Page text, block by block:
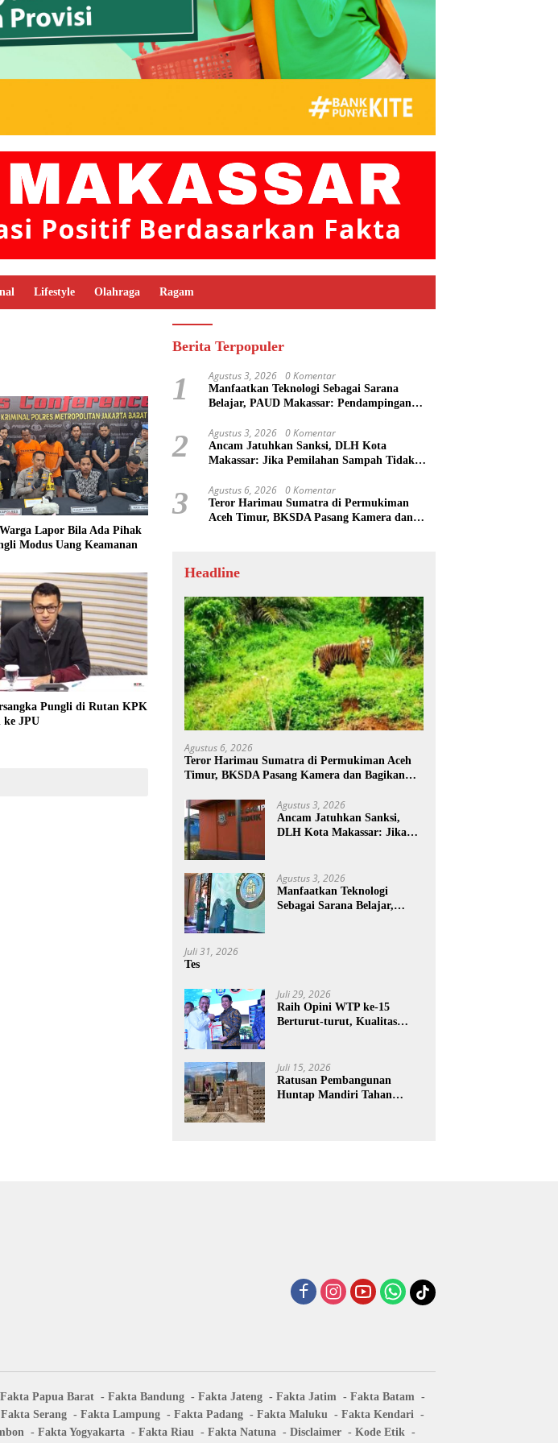
Lifestyle Olahraga Ragam
Lapor Bila Ada Pihak
Modus Uang Keamanan
Pungli di Rutan KPK
ke JPU
Berita Terpopuler
1 Agustus 3, 2026 0 Komentar
Manfaatkan Teknologi Sebagai Sarana
Belajar, PAUD Makassar: Pendampingan
2 Agustus 3, 2026 0 Komentar
Ancam Jatuhkan Sanksi, DLH Kota
Makassar: Jika Pemilahan Sampah Tidak
3 Agustus 6, 2026 0 Komentar
Teror Harimau Sumatra di Permukiman
Aceh Timur, BKSDA Pasang Kamera dan
Headline
Agustus 6, 2026
Teror Harimau Sumatra di Permukiman Aceh
Timur, BKSDA Pasang Kamera dan Bagikan
Agustus 3, 2026
Ancam Jatuhkan Sanksi,
DLH Kota Makassar: Jika
Agustus 3, 2026
Manfaatkan Teknologi
Sebagai Sarana Belajar,
Juli 31, 2026
Tes
Juli 29, 2026
Raih Opini WTP ke-15
Berturut-turut, Kualitas
Juli 15, 2026
Ratusan Pembangunan
Huntap Mandiri Tahan
Fakta Papua Barat Fakta Bandung Fakta Jateng Fakta Jatim
Fakta Batam
Fakta Serang Fakta Lampung Fakta Padang Fakta Maluku
Fakta Kendari
Fakta Yogyakarta Fakta Riau Fakta Natuna Disclaimer Kode Etik